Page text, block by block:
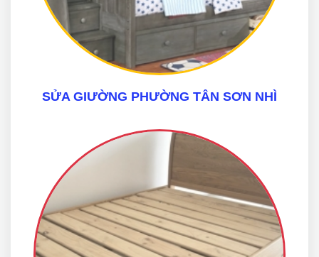
SỬA GIƯỜNG PHƯỜNG TÂN SƠN NHÌ